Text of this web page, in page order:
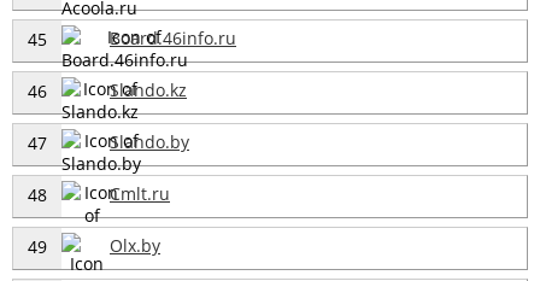
45 Board.46info.ru
46 Slando.kz
47 Slando.by
48 Cmlt.ru
49 Olx.by